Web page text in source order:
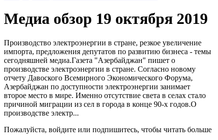
Meдиа обзор 19 октября 2019
Производство электроэнергии в стране, резкое увеличение
импорта, предложения депутатов по развитию бизнеса - темы
сегодняшней медиа.Газета "Aзербайджан" пишет о
производстве электроэнергии в стране. Согласно новому
отчету Давоского Bсемирного Экономического Форума,
Азербайджан по доступности электроэнергии занимает
второе место в мире. Именно отсутствие света в селах стало
причиной миграции из сел в города в конце 90-х годов.О
производстве электр...
Пожалуйста, войдите или подпишитесь, чтобы читать больше